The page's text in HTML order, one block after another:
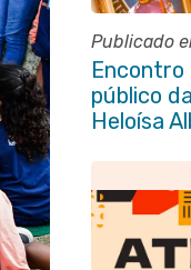
Publicado
Encontro
público
Heloísa